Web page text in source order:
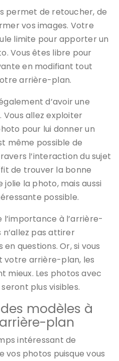
permet de retoucher, de
vos images. Votre
limite pour apporter un
Vous êtes libre pour
en modifiant tout
arrière-plan.
d’avoir une
allez exploiter
pour lui donner un
même possible de
l’interaction du sujet
de trouver la bonne
la photo, mais aussi
possible.
l’importance à l’arrière-
n’allez pas attirer
questions. Or, si vous
votre arrière-plan, les
Les photos avec
plus visibles.
modèles à
plan
intéressant de
vos photos puisque vous